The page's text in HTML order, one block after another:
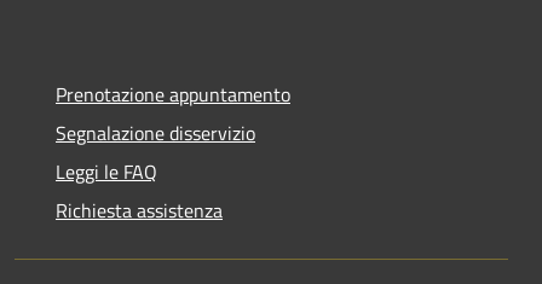
Prenotazione appuntamento
Segnalazione disservizio
Leggi le FAQ
Richiesta assistenza